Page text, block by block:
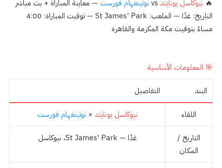
🔥 نيوكاسل يونايتد نوتينغهام فورست — معاينة المباراة + بث مباشر
التاريخ: غدًا — الملعب: St James' Park — توقيت المباراة: 4:00
مساءً بتوقيت مكة المكرمة والقاهرة
🎯 المعلومات الأساسية
البند التفاصيل
اللقاء نيوكاسل يونايتد × نوتينغهام فورست
التاريخ /
المكان
غدًا — St James' Park، نيوكاسل